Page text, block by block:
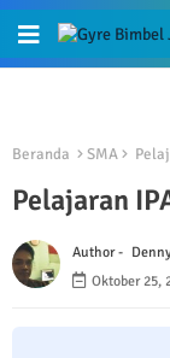
Beranda SMA
Pelajaran
Author -
Oktober 25,